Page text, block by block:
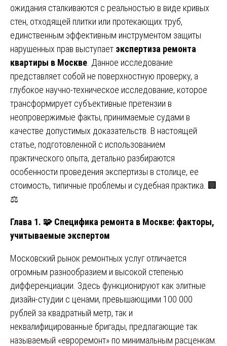
ожидания сталкиваются с реальностью в виде кривых
стен, отходящей плитки или протекающих труб,
единственным эффективным инструментом защиты
нарушенных прав выступает экспертиза ремонта
квартиры в Москве . Данное исследование
представляет собой не поверхностную проверку, а
глубокое научно-техническое исследование, которое
трансформирует субъективные претензии в
неопровержимые факты, принимаемые судами в
качестве допустимых доказательств. В настоящей
статье, подготовленной с использованием
практического опыта, детально разбираются
особенности проведения экспертизы в столице, ее
стоимость, типичные проблемы и судебная практика. 🏢
⚖️
Глава 1. 🧩 Специфика ремонта в Москве: факторы,
учитываемые экспертом
Московский рынок ремонтных услуг отличается
огромным разнообразием и высокой степенью
дифференциации. Здесь функционируют как элитные
дизайн-студии с ценами, превышающими 100 000
рублей за квадратный метр, так и
неквалифицированные бригады, предлагающие так
называемый «евроремонт» по минимальным расценкам.